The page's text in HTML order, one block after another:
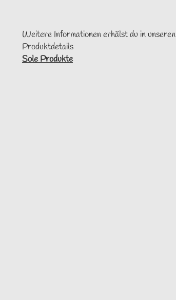
Weitere Informationen erhälst du in unseren
Produktdetails
Sole Produkte